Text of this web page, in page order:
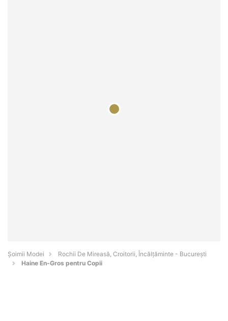
Șoimii Modei
Rochii De Mireasă, Croitorii, Încălțăminte - Bucureşti
Haine En-Gros pentru Copii